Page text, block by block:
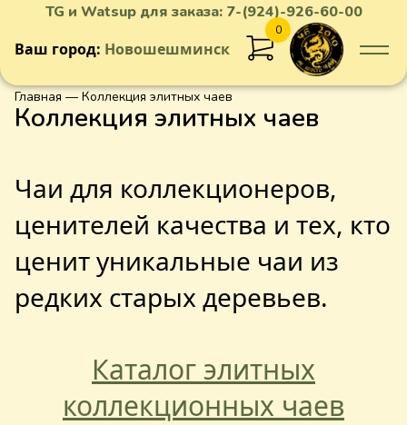
TG и Watsup для заказа: 7-(924)-926-60-00
Ваш город: Новошешминск
0
Главная — Коллекция элитных чаев
Коллекция элитных чаев
Чаи для коллекционеров,
ценителей качества и тех, кто
ценит уникальные чаи из
редких старых деревьев.
Каталог элитных
коллекционных чаев